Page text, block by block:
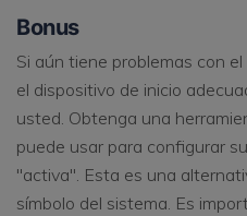
Bonus
Si aún tiene problemas con
el dispositivo de inicio
usted. Obtenga una
puede usar para configurar
"activa". Esta es una
símbolo del sistema. Es